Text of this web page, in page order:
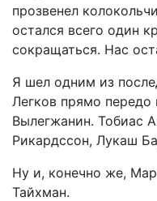
прозвенел
остался всего один
сокращаться. Нас
Я шел одним из
Легков прямо
Вылегжанин. Тобиас
Рикардссон, Лукаш
Ну и, конечно же,
Тайхман.